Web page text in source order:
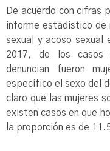
De acuerdo con cifras
informe estadístico de
sexual y acoso sexual
2017, de los casos
denuncian fueron
específico el sexo del
claro que las mujeres
existen casos en que
la proporción es de